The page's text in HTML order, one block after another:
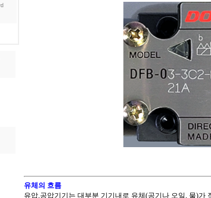
유체의 흐름
유압,공압기기는 대부분 기기내로 유체(공기나 오일, 물)가